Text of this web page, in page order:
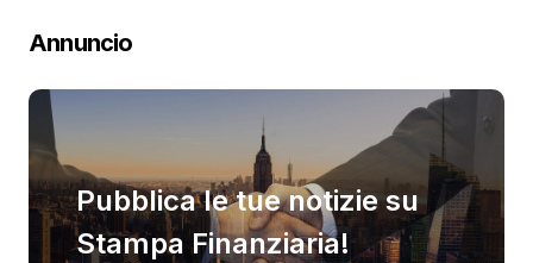
Annuncio
Pubblica le tue notizie su
Stampa Finanziaria!